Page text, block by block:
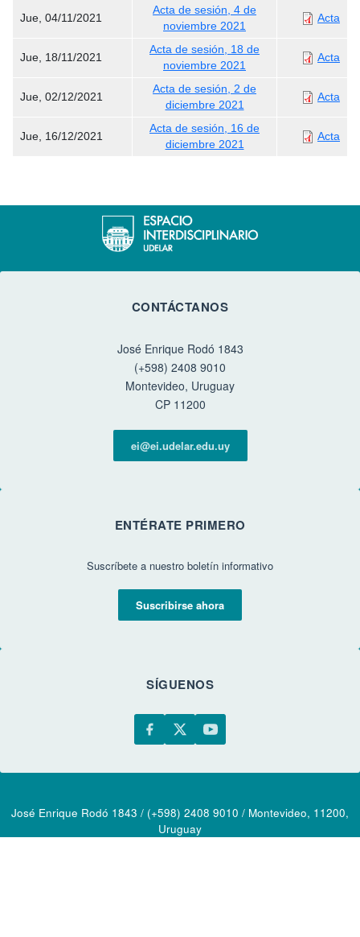
Jue, 04/11/2021
Acta de sesión, 4 de
noviembre 2021
Acta
Jue, 18/11/2021
Acta de sesión, 18 de
noviembre 2021
Acta
Jue, 02/12/2021
Acta de sesión, 2 de
diciembre 2021
Acta
Jue, 16/12/2021
Acta de sesión, 16 de
diciembre 2021
Acta
CONTÁCTANOS
José Enrique Rodó 1843
(+598) 2408 9010
Montevideo, Uruguay
CP 11200
ei@ei.udelar.edu.uy
ENTÉRATE PRIMERO
Suscríbete a nuestro boletín informativo
Suscribirse ahora
SÍGUENOS
José Enrique Rodó 1843 / (+598) 2408 9010 / Montevideo, 11200,
Uruguay